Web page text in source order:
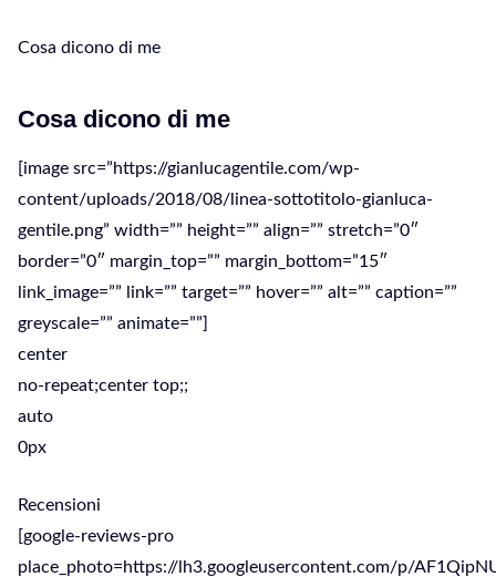
Cosa dicono di me
Cosa dicono di me
[image src=”https://gianlucagentile.com/wp-
content/uploads/2018/08/linea-sottotitolo-gianluca-
gentile.png” width=”” height=”” align=”” stretch=”0″
border=”0″ margin_top=”” margin_bottom=”15″
link_image=”” link=”” target=”” hover=”” alt=”” caption=””
greyscale=”” animate=””]
center
no-repeat;center top;;
auto
0px
Recensioni
[google-reviews-pro
place_photo=https://lh3.googleusercontent.com/p/